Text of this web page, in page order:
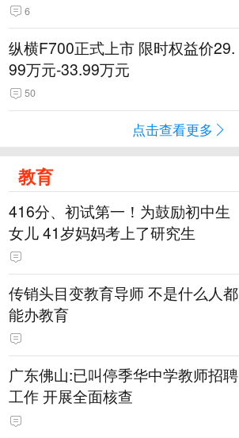
6
纵横F700正式上市 限时权益价29.
99万元-33.99万元
50
点击查看更多
教育
416分、初试第一！为鼓励初中生
女儿 41岁妈妈考上了研究生
传销头目变教育导师 不是什么人都
能办教育
广东佛山:已叫停季华中学教师招聘
工作 开展全面核查